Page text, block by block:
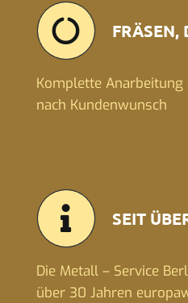
FRÄSEN,
Komplette
nach Kundenwunsch
SEIT
Die Metall – Service
über 30 Jahren